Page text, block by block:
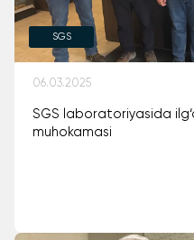
SGS
06.03.2025
SGS laboratoriyasida
muhokamasi